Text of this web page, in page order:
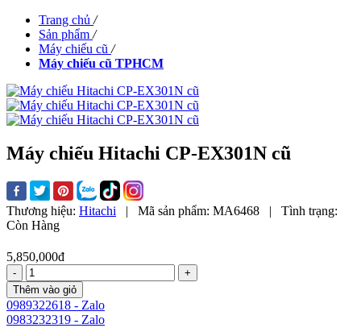
Trang chủ /
Sản phẩm /
Máy chiếu cũ /
Máy chiếu cũ TPHCM
Máy chiếu Hitachi CP-EX301N cũ
Thương hiệu: Hitachi | Mã sản phẩm: MA6468 |
Tình trạng:
Còn Hàng
5,850,000đ
-
+
Thêm vào giỏ
0989322618 - Zalo
0983232319 - Zalo